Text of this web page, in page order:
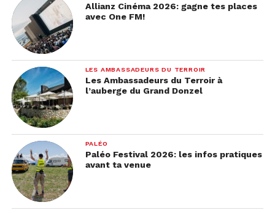
Allianz Cinéma 2026: gagne tes places
avec One FM!
LES AMBASSADEURS DU TERROIR
Les Ambassadeurs du Terroir à
l’auberge du Grand Donzel
PALÉO
Paléo Festival 2026: les infos pratiques
avant ta venue